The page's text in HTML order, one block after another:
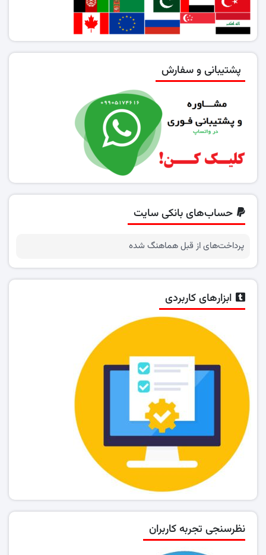
پشتیبانی و سفارش
حساب‌های بانکی سایت
پرداخت‌های از قبل هماهنگ شده
ابزارهای کاربردی
نظرسنجی تجربه کاربران